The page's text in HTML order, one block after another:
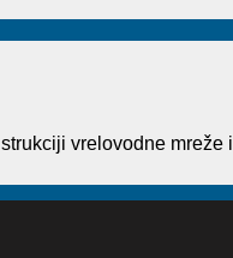
vrelovodne mreže i